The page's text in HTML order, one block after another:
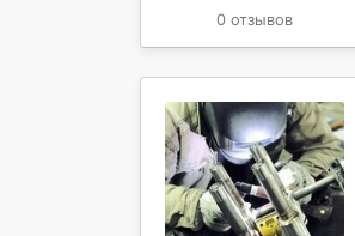
0 отзывов